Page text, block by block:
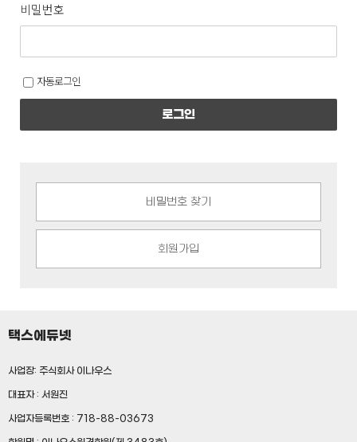
비밀번호
자동로그인
로그인
비밀번호 찾기
회원가입
택스에듀넷
사업장: 주식회사 이나우스
대표자 : 서원진
사업자등록번호 : 718-88-03673